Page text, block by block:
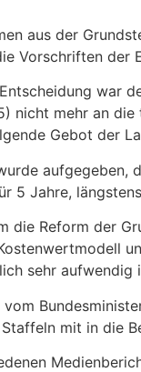
aus der
Vorschriften der
war
nicht mehr an
Gebot der
aufgegeben,
5 Jahre,
die Reform der
sehr aufwendig
vom
mit in die